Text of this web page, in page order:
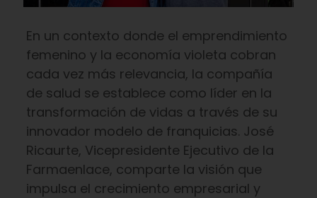
En un contexto donde el emprendimiento
femenino y la economía violeta cobran
cada vez más relevancia, la compañía
de salud se establece como líder en la
transformación de vidas a través de su
innovador modelo de franquicias. José
Ricaurte, Vicepresidente Ejecutivo de la
Farmaenlace, comparte la visión que
impulsa el crecimiento empresarial y